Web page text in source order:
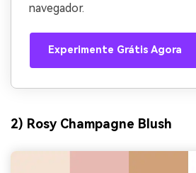
navegador.
Experimente Grátis Agora
2) Rosy Champagne Blush